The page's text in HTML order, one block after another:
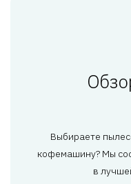
Выбираете
кофемашину? Мы
в